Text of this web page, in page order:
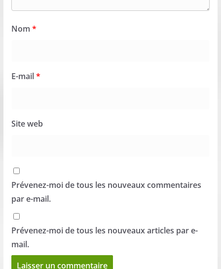
Nom *
E-mail*
Site web
Prévenez-moi de tous les nouveaux commentaires
par e-mail.
Prévenez-moi de tous les nouveaux articles par e-
mail.